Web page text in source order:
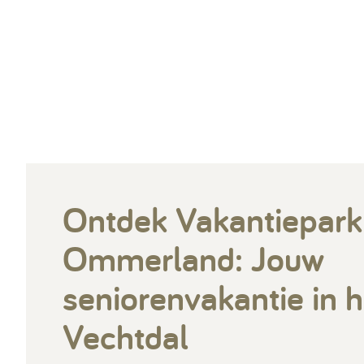
Ontdek Vakantiepark
Ommerland: Jouw
seniorenvakantie in
Vechtdal